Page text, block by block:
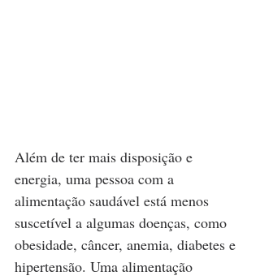
Além de ter mais disposição e
energia, uma pessoa com a
alimentação saudável está menos
suscetível a algumas doenças, como
obesidade, câncer, anemia, diabetes e
hipertensão. Uma alimentação